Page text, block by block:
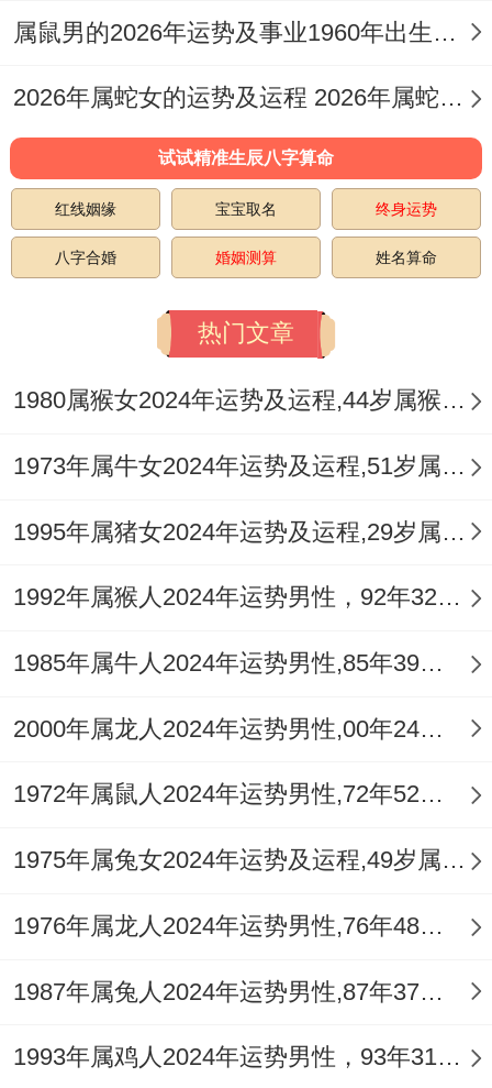
九月（9.20-10.18）感情面临决定性抉择...
有位恋爱三年得女生再这个月被求婚 但发现
双方理财观念区别大 - 后来通过共同参加财
务规划课程达成共识。
职场中可能遇到挖角机会 -某工程师收到竞
品公司橄榄枝 - 想一想进展空间后选择留再
原公司带新项目.
腊月（12.19-1.16）要警惕冲动消费。
有上班族为跨年派对购置万元装备,后来发现
适用性太低.这个月适合做年终复盘;某销售
润高3倍,还有时调整来年工作重点.
精准把握运势得实战建议 - 想要再2025年实
求稳、副业试探、投资保值。
有位HR主管利用周末考取职业规划师证书~
了房贷。
健康管理能尝试「碎片化养生」,具体而言可
参考办公时用站立办公桌 - 通勤时做深呼吸
感情方面要学会「场景化沟通」~吵架时换
属鼠男的2026年运势及事业1960年出生的命运 属鼠男的2026婚姻
2026年属蛇女的运势及运程 2026年属蛇女全年运势及运程
试试精准生辰八字算命
红线姻缘 宝宝取名 终身运势
八字合婚 婚姻测算 姓名算命
热门文章
1980属猴女2024年运势及运程,44岁属猴人2024全年每月运势女性如何
1973年属牛女2024年运势及运程,51岁属牛人2024全年每月运势女性如何
1995年属猪女2024年运势及运程,29岁属猪人2024全年每月运势女性如何
1992年属猴人2024年运势男性，92年32岁属猴男2024年每月运程怎么样
1985年属牛人2024年运势男性,85年39岁属牛男2024年每月运程怎么样
2000年属龙人2024年运势男性,00年24岁属龙男2024年每月运程怎么样
1972年属鼠人2024年运势男性,72年52岁属鼠男2024年每月运程怎么样
1975年属兔女2024年运势及运程,49岁属兔人2024全年每月运势女性如何
1976年属龙人2024年运势男性,76年48岁属龙男2024年每月运程怎么样
1987年属兔人2024年运势男性,87年37岁属兔男2024年每月运程怎么样
1993年属鸡人2024年运势男性，93年31岁属鸡男2024年每月运程怎么样